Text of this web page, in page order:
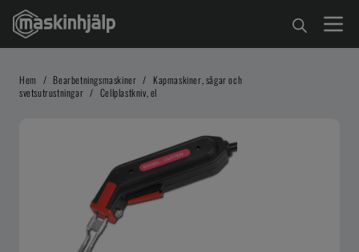
Hem / Bearbetningsmaskiner / Kapmaskiner, sågar och
svetsutrustningar / Cellplastkniv, el